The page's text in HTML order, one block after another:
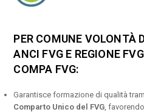
PER COMUNE VOLONTÀ
ANCI FVG E REGIONE
COMPA FVG:
Garantisce formazione di qualità
Comparto Unico del FVG ,